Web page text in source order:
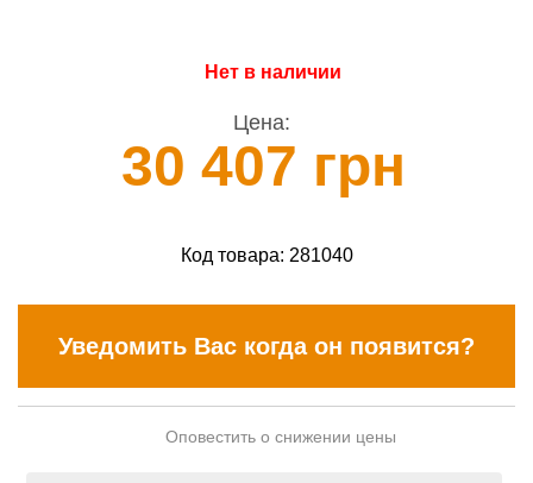
Нет в наличии
Цена:
30 407 грн
Код товара: 281040
Уведомить Вас когда он появится?
Оповестить о снижении цены